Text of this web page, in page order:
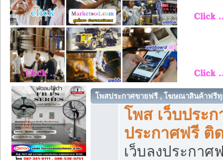
โพสประกาศขายฟรี , โฆษณาสินค้าฟรี
โพส เว็บประก
ประกาศฟรี ติ
เว็บลงประกา